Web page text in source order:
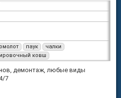
паук
чалки
ковш
демонтаж, любые виды
7